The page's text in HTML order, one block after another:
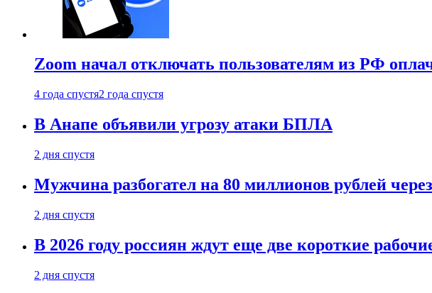
Zoom начал отключать пользователям из РФ
4 года спустя2 года спустя
В Анапе объявили угрозу атаки БПЛА
2 дня спустя
Мужчина разбогател на 80 миллионов рублей
2 дня спустя
В 2026 году россиян ждут еще две короткие
2 дня спустя